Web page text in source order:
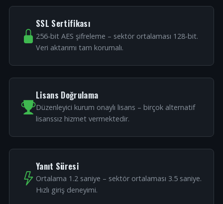
SSL Sertifikası
256-bit AES şifreleme – sektör ortalaması 128-bit.
Veri aktarımı tam korumalı.
Lisans Doğrulama
Düzenleyici kurum onaylı lisans – birçok alternatif
lisanssız hizmet vermektedir.
Yanıt Süresi
Ortalama 1.2 saniye – sektör ortalaması 3.5 saniye.
Hızlı giriş deneyimi.